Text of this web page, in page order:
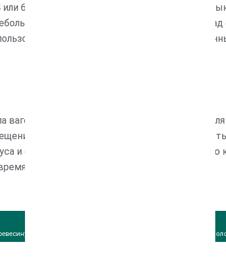
6 метров), чтобы избежать поперечных
участков (например, пространства
короткие доски или обрезки от
вагонки зависит от ваших предпочтений,
Не бойтесь экспериментировать, и
и стиля жизни! Получить профессиональную
можете у специалистов «Илимлесхоз».
Технология укладки